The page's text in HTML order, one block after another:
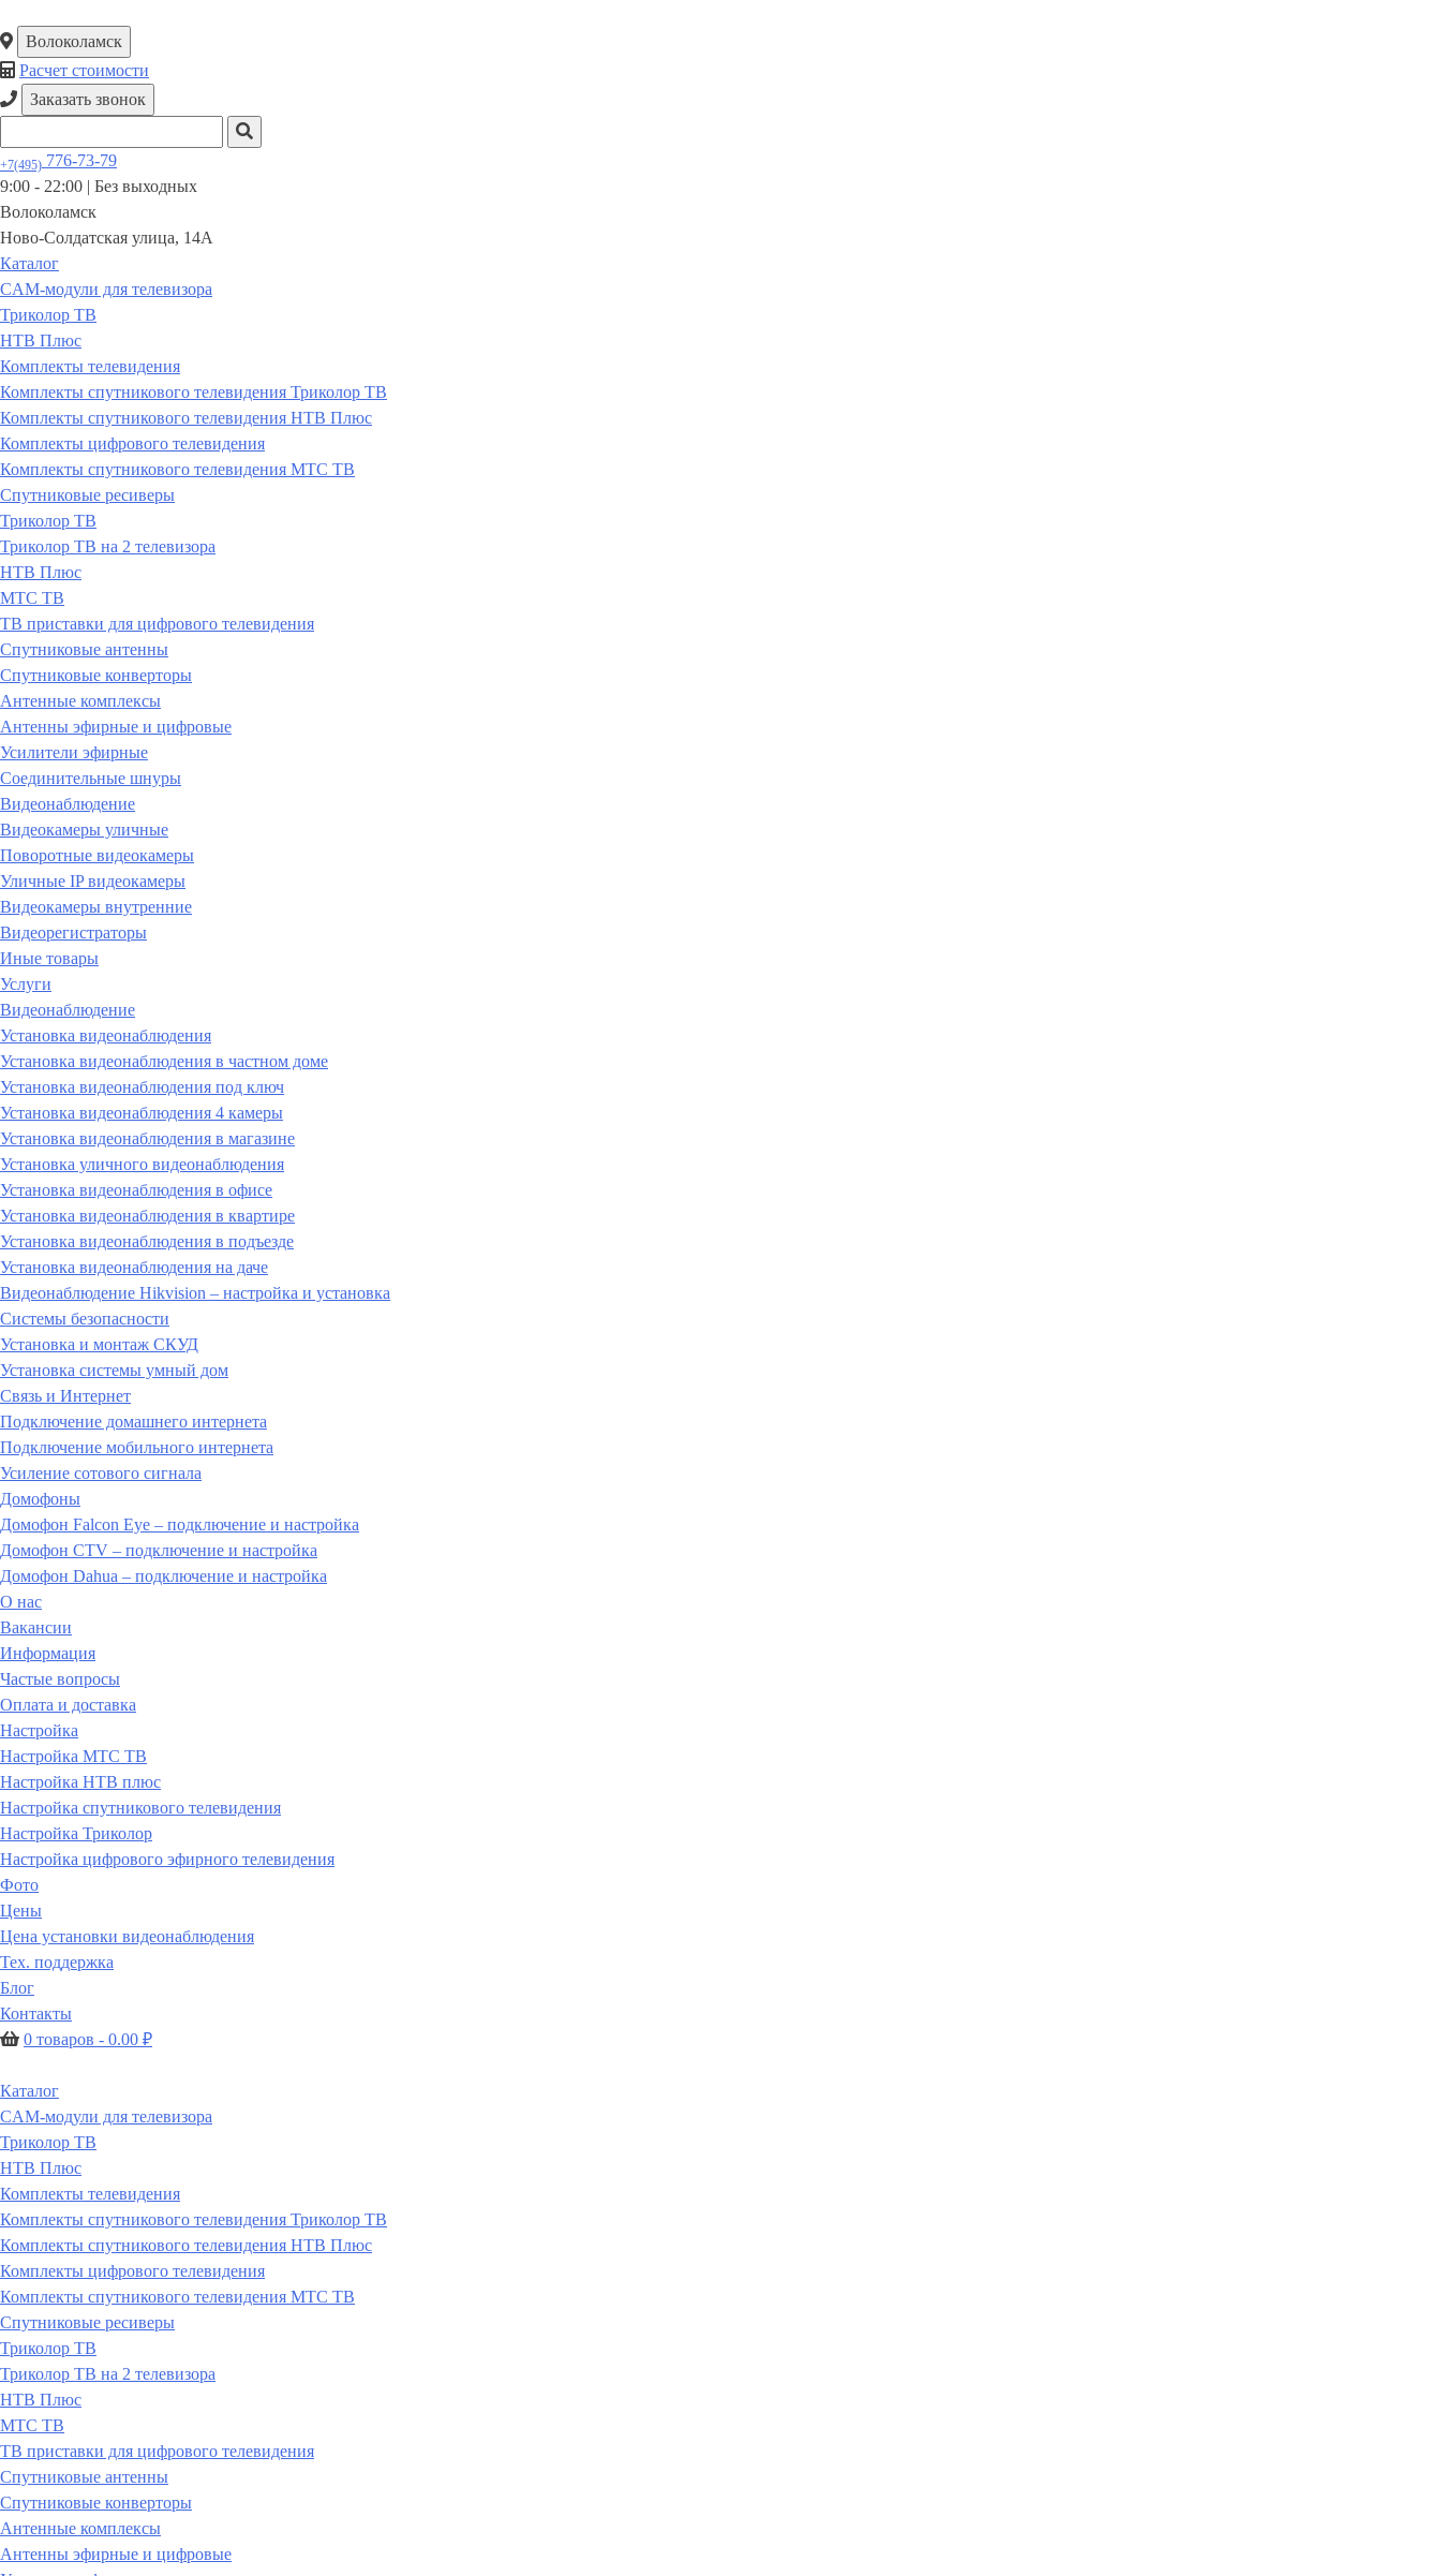
Волоколамск
Расчет стоимости
Заказать звонок
+7(495) 776-73-79
9:00 - 22:00 | Без выходных
Волоколамск
Ново-Солдатская улица, 14А
Каталог
CAM-модули для телевизора
Триколор ТВ
НТВ Плюс
Комплекты телевидения
Комплекты спутникового телевидения Триколор ТВ
Комплекты спутникового телевидения НТВ Плюс
Комплекты цифрового телевидения
Комплекты спутникового телевидения МТС ТВ
Спутниковые ресиверы
Триколор ТВ
Триколор ТВ на 2 телевизора
НТВ Плюс
МТС ТВ
ТВ приставки для цифрового телевидения
Спутниковые антенны
Спутниковые конверторы
Антенные комплексы
Антенны эфирные и цифровые
Усилители эфирные
Соединительные шнуры
Видеонаблюдение
Видеокамеры уличные
Поворотные видеокамеры
Уличные IP видеокамеры
Видеокамеры внутренние
Видеорегистраторы
Иные товары
Услуги
Видеонаблюдение
Установка видеонаблюдения
Установка видеонаблюдения в частном доме
Установка видеонаблюдения под ключ
Установка видеонаблюдения 4 камеры
Установка видеонаблюдения в магазине
Установка уличного видеонаблюдения
Установка видеонаблюдения в офисе
Установка видеонаблюдения в квартире
Установка видеонаблюдения в подъезде
Установка видеонаблюдения на даче
Видеонаблюдение Hikvision – настройка и установка
Системы безопасности
Установка и монтаж СКУД
Установка системы умный дом
Связь и Интернет
Подключение домашнего интернета
Подключение мобильного интернета
Усиление сотового сигнала
Домофоны
Домофон Falcon Eye – подключение и настройка
Домофон CTV – подключение и настройка
Домофон Dahua – подключение и настройка
О нас
Вакансии
Информация
Частые вопросы
Оплата и доставка
Настройка
Настройка МТС ТВ
Настройка НТВ плюс
Настройка спутникового телевидения
Настройка Триколор
Настройка цифрового эфирного телевидения
Фото
Цены
Цена установки видеонаблюдения
Тех. поддержка
Блог
Контакты
0 товаров - 0.00 ₽
Каталог
CAM-модули для телевизора
Триколор ТВ
НТВ Плюс
Комплекты телевидения
Комплекты спутникового телевидения Триколор ТВ
Комплекты спутникового телевидения НТВ Плюс
Комплекты цифрового телевидения
Комплекты спутникового телевидения МТС ТВ
Спутниковые ресиверы
Триколор ТВ
Триколор ТВ на 2 телевизора
НТВ Плюс
МТС ТВ
ТВ приставки для цифрового телевидения
Спутниковые антенны
Спутниковые конверторы
Антенные комплексы
Антенны эфирные и цифровые